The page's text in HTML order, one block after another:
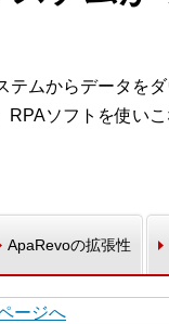
テムからデータを
RPAソフトを使い
ApaRevoの拡張性